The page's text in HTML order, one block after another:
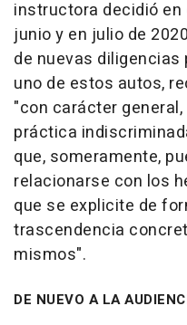
instructora decidió
junio y en julio de
de nuevas diligencias
uno de estos autos,
"con carácter
práctica
que, someramente,
relacionarse con los
que se explicite de
trascendencia
mismos".
DE NUEVO A LA